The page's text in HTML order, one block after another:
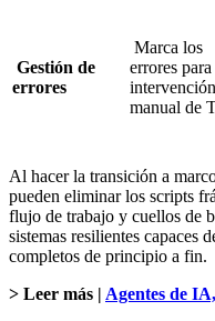
Gestión de
errores
Marca los
errores para
intervención
manual de
Al hacer la transición a
pueden eliminar los scripts
flujo de trabajo y cuellos de
sistemas resilientes capaces
completos de principio a fin.
> Leer más | Agentes de